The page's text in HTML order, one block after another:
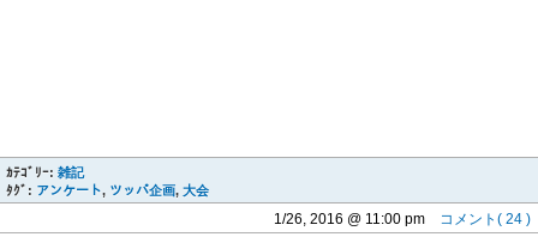
ｶﾃｺﾞﾘｰ: 雑記
ﾀｸﾞ: アンケート, ツッパ企画, 大会
1/26, 2016 @ 11:00 pm コメント( 24 )